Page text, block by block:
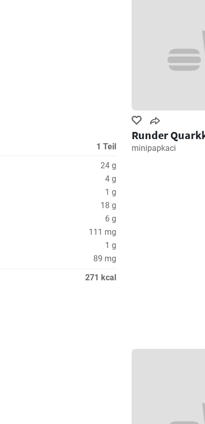
1 Teil
24 g
4 g
1 g
18 g
6 g
111 mg
1 g
89 mg
271 kcal
Runder
minipapkaci